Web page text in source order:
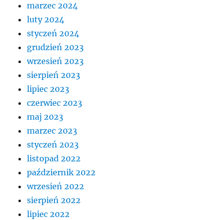
marzec 2024
luty 2024
styczeń 2024
grudzień 2023
wrzesień 2023
sierpień 2023
lipiec 2023
czerwiec 2023
maj 2023
marzec 2023
styczeń 2023
listopad 2022
październik 2022
wrzesień 2022
sierpień 2022
lipiec 2022